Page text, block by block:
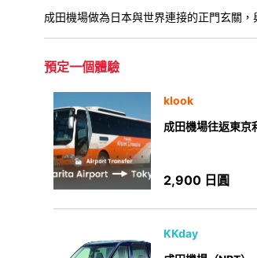
成田機場做為日本與世界連接的正門玄關
預定一個體驗
klook
成田機場往返東京
2,900 日圓
KKday